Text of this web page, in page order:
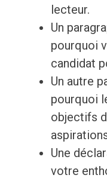
lecteur.
Un
pourquoi
candidat
Un autre
pourquoi
objectifs
Une
votre